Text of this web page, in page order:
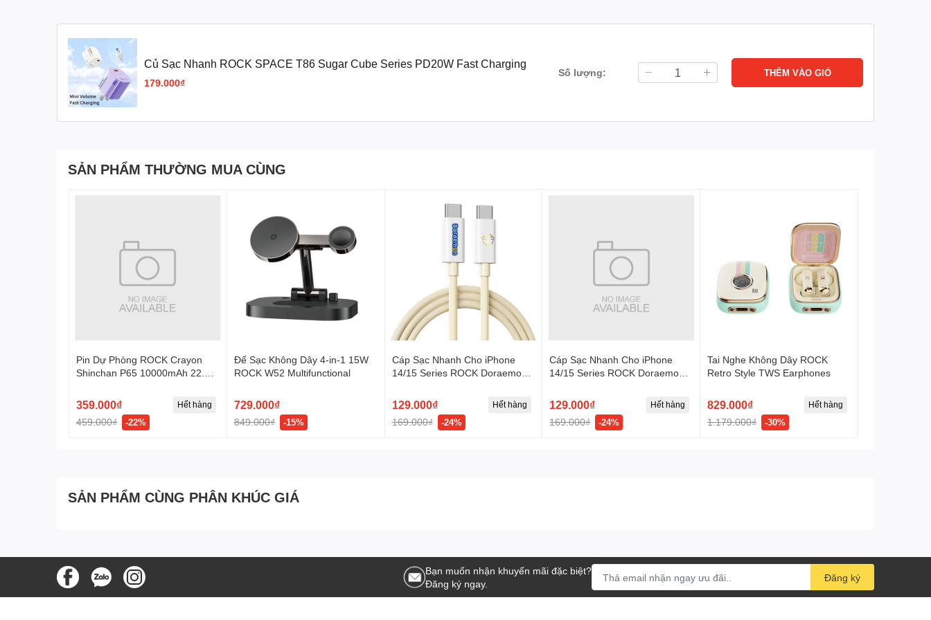
HÌNH ẢNH CỦ SẠC NHANH ROCK T86 SUGAR CUBE SERIES PD20W FAST
CHARGINGCủ Sạc Nhanh ROCK SPACE T86 Sugar Cube Series PD20W Fast Charging
179.000₫
Số lượng: THÊM VÀO GIỎ
SẢN PHẨM THƯỜNG MUA CÙNG
Pin Dự Phòng ROCK Crayon
Shinchan P65 10000mAh 22.5W
Built-in Cables, Smart Digital
Display)
359.000₫
459.000₫ -22%
Hết hàng
Đế Sạc Không Dây 4-in-1 15W
ROCK W52 Multifunctional
729.000₫
849.000₫ -15%
Cáp Sạc Nhanh Cho iPhone
14/15 Series ROCK Doraemon
100W/6A, Doraemon Authentic
Licensed)
129.000₫
169.000₫ -24%
Hết hàng
Cáp Sạc Nhanh Cho iPhone
14/15 Series ROCK Doraemon
100W/6A, Doraemon Authentic
Licensed)
129.000₫
169.000₫ -24%
Hết hàng
Tai Nghe Không Dây ROCK
Retro Style TWS Earphones
829.000₫
1.179.000₫ -30%
Hết hàng
SẢN PHẨM CÙNG PHÂN KHÚC GIÁ
Bạn muốn nhận khuyến mãi đặc biệt?
Đăng ký ngay.
Đăng ký